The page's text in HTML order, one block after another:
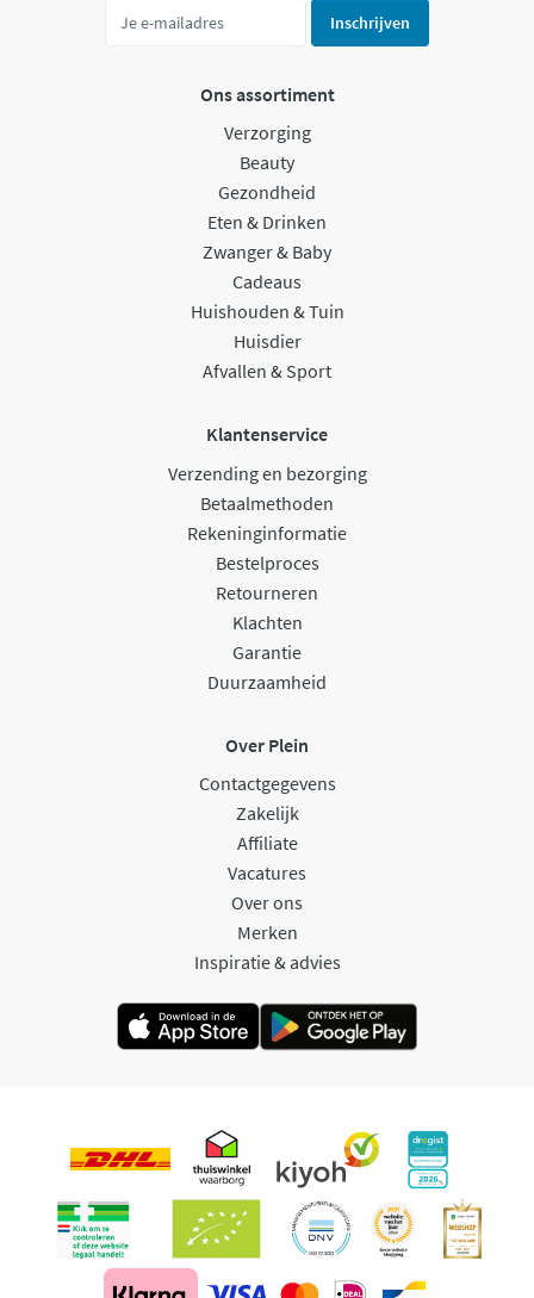
Inschrijven
Ons assortiment
Verzorging
Beauty
Gezondheid
Eten & Drinken
Zwanger & Baby
Cadeaus
Huishouden & Tuin
Huisdier
Afvallen & Sport
Klantenservice
Verzending en bezorging
Betaalmethoden
Rekeninginformatie
Bestelproces
Retourneren
Klachten
Garantie
Duurzaamheid
Over Plein
Contactgegevens
Zakelijk
Affiliate
Vacatures
Over ons
Merken
Inspiratie & advies